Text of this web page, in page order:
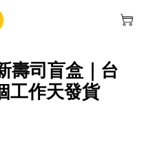
壽司盲盒｜台
工作天發貨